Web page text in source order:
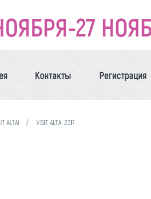
27
Контакты Регистрация
ALTAI VISIT ALTAI 2017